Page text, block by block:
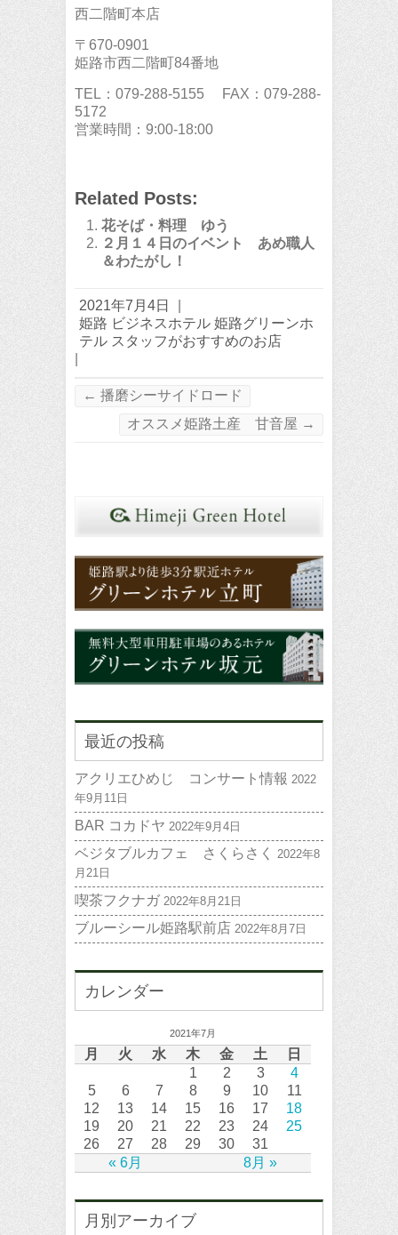
西二階町本店
〒670-0901
姫路市西二階町84番地
TEL：079-288-5155 FAX：079-288-
5172
営業時間：9:00-18:00
Related Posts:
花そば・料理 ゆう
２月１４日のイベント あめ職人
＆わたがし！
2021年7月4日
姫路 ビジネスホテル 姫路グリーンホ
テル スタッフがおすすめのお店
← 播磨シーサイドロード
オススメ姫路土産 甘音屋 →
最近の投稿
アクリエひめじ コンサート情報 2022
年9月11日
BAR コカドヤ 2022年9月4日
ベジタブルカフェ さくらさく
2022年8
月21日
喫茶フクナガ 2022年8月21日
ブルーシール姫路駅前店 2022年8月7日
カレンダー
2021年7月
月 火 水 木 金 土 日
« 6月 8月 »
1 2 3
4
5
6 7 8 9 10
11
12
13 14 15 16 17
18
19
20 21 22 23 24
25
26
27 28 29 30 31
月別アーカイブ